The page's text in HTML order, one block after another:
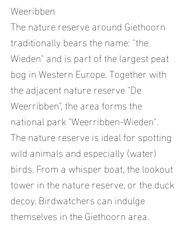
Weeribben
The nature reserve around Giethoorn
traditionally bears the name: "the
Wieden" and is part of the largest peat
bog in Western Europe. Together with
the adjacent nature reserve "De
Weerribben", the area forms the
national park "Weerribben-Wieden".
The nature reserve is ideal for spotting
wild animals and especially (water)
birds. From a whisper boat, the lookout
tower in the nature reserve, or the duck
decoy. Birdwatchers can indulge
themselves in the Giethoorn area.